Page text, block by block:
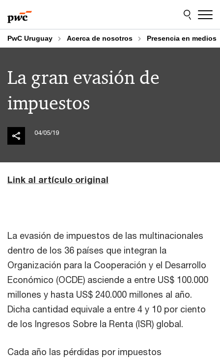
to
content
to
footer
PwC Uruguay Acerca de nosotros Presencia en medios
La gran evasión de
impuestos
04/05/19
Link al artículo original
La evasión de impuestos de las multinacionales
dentro de los 36 países que integran la
Organización para la Cooperación y el Desarrollo
Económico (OCDE) asciende a entre US$ 100.000
millones y hasta US$ 240.000 millones al año.
Dicha cantidad equivale a entre 4 y 10 por ciento
de los Ingresos Sobre la Renta (ISR) global.
Cada año las pérdidas por impuestos